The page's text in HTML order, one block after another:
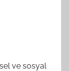
ve sosyal